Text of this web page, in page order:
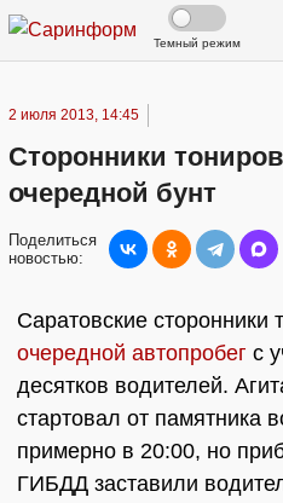
Темный режим
2 июля 2013, 14:45
Сторонники
очередной бунт
Поделиться
новостью:
Саратовские сторонники
очередной автопробег с
десятков водителей.
стартовал от памятника
примерно в 20:00, но
ГИБДД заставили